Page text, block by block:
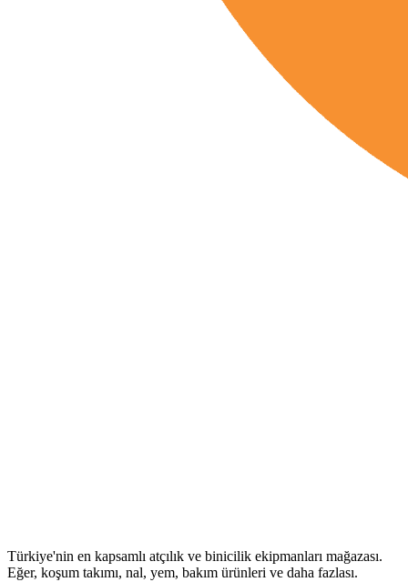
Türkiye'nin en kapsamlı atçılık ve binicilik ekipmanları mağazası.
Eğer, koşum takımı, nal, yem, bakım ürünleri ve daha fazlası.